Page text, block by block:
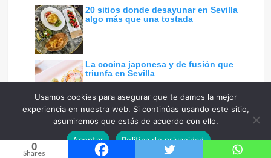
20 sitios donde desayunar en Sevilla
algo más que una tostada
La cocina japonesa y de fusión que
triunfa en Sevilla
El ranking de los 20 mejores
restaurantes italianos de Sevilla
0
Shares
Usamos cookies para asegurar que te damos la mejor
experiencia en nuestra web. Si continúas usando este sitio,
asumiremos que estás de acuerdo con ello.
Aceptar
Política de privacidad